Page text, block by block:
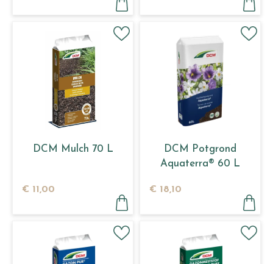
DCM Mulch 70 L
€ 11,00
DCM Potgrond
Aquaterra® 60 L
€ 18,10